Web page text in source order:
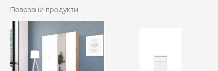
Поврзани продукти